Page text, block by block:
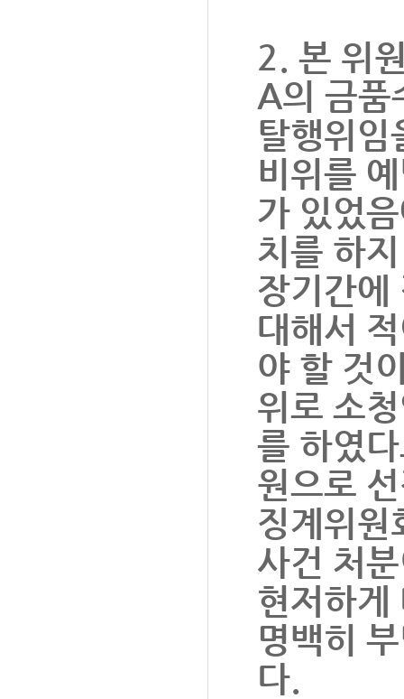
2. 본 위
A의 금품
탈행위임
비위를
가 있었
치를 하
장기간에
대해서
야 할 것
위로 소
를 하였
원으로
징계위원
사건 처
현저하게
명백히
다.